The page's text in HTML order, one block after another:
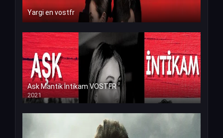
Yargi en vostfr
Ask Mantik İntikam VOSTFR
2021